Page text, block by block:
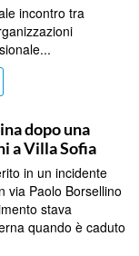
incontro tra
dopo una
a Villa Sofia
in un incidente
via Paolo Borsellino
stava
quando è caduto